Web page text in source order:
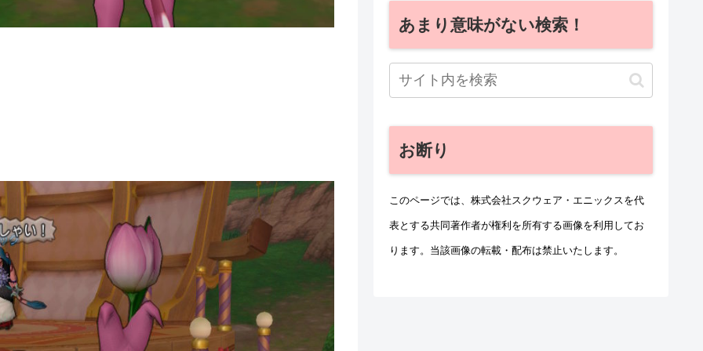
あまり意味がない検索！
お断り
このページでは、株式会社スクウェア・エニックスを代
表とする共同著作者が権利を所有する画像を利用してお
ります。当該画像の転載・配布は禁止いたします。